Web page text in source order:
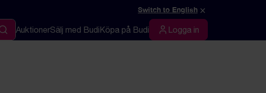
Switch to English ×
Sök
AuktionerSälj med BudiKöpa på Budi Logga in
Logga in